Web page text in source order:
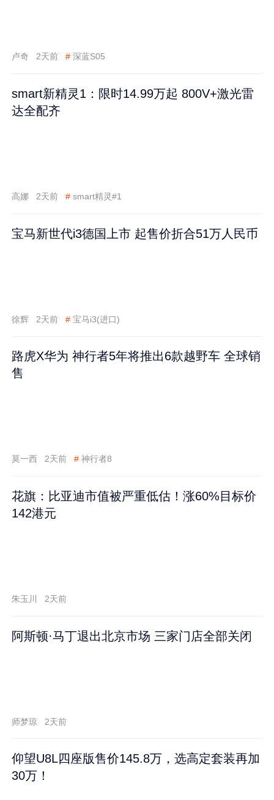
卢奇 2天前 # 深蓝S05
smart新精灵1：限时14.99万起 800V+激光雷
达全配齐
高娜 2天前 # smart精灵#1
宝马新世代i3德国上市 起售价折合51万人民币
徐辉 2天前 # 宝马i3(进口)
路虎X华为 神行者5年将推出6款越野车 全球销
售
莫一西 2天前 # 神行者8
花旗：比亚迪市值被严重低估！涨60%目标价
142港元
朱玉川 2天前
阿斯顿·马丁退出北京市场 三家门店全部关闭
师梦琼 2天前
仰望U8L四座版售价145.8万，选高定套装再加
30万！